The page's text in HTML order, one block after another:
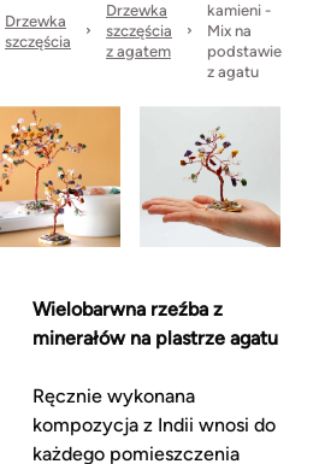
Drzewka
szczęścia
Drzewka
szczęścia
z agatem
kamieni -
Mix na
podstawie
z agatu
Wielobarwna rzeźba z
minerałów na plastrze agatu
Ręcznie wykonana
kompozycja z Indii wnosi do
każdego pomieszczenia